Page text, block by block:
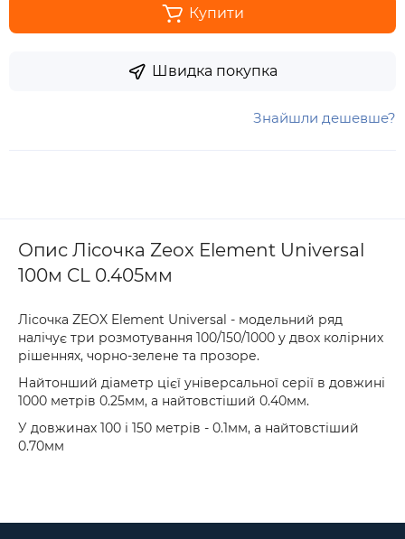
Купити
Швидка покупка
Знайшли дешевше?
Опис Лісочка Zeox Element Universal
100м CL 0.405мм
Лісочка ZEOX Element Universal - модельний ряд
налічує три розмотування 100/150/1000 у двох колірних
рішеннях, чорно-зелене та прозоре.
Найтонший діаметр цієї універсальної серії в довжині
1000 метрів 0.25мм, а найтовстіший 0.40мм.
У довжинах 100 і 150 метрів - 0.1мм, а найтовстіший
0.70мм